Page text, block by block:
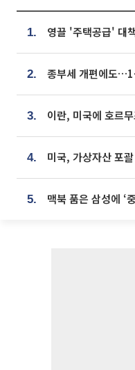
1.
2.
3.
4.
5.